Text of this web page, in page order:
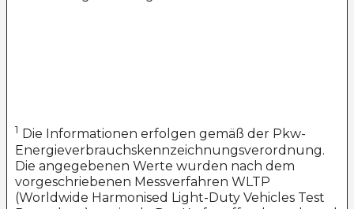
1 Die Informationen erfolgen gemäß der Pkw-
Energieverbrauchskennzeichnungsverordnung.
Die angegebenen Werte wurden nach dem
vorgeschriebenen Messverfahren WLTP
(Worldwide Harmonised Light-Duty Vehicles Test